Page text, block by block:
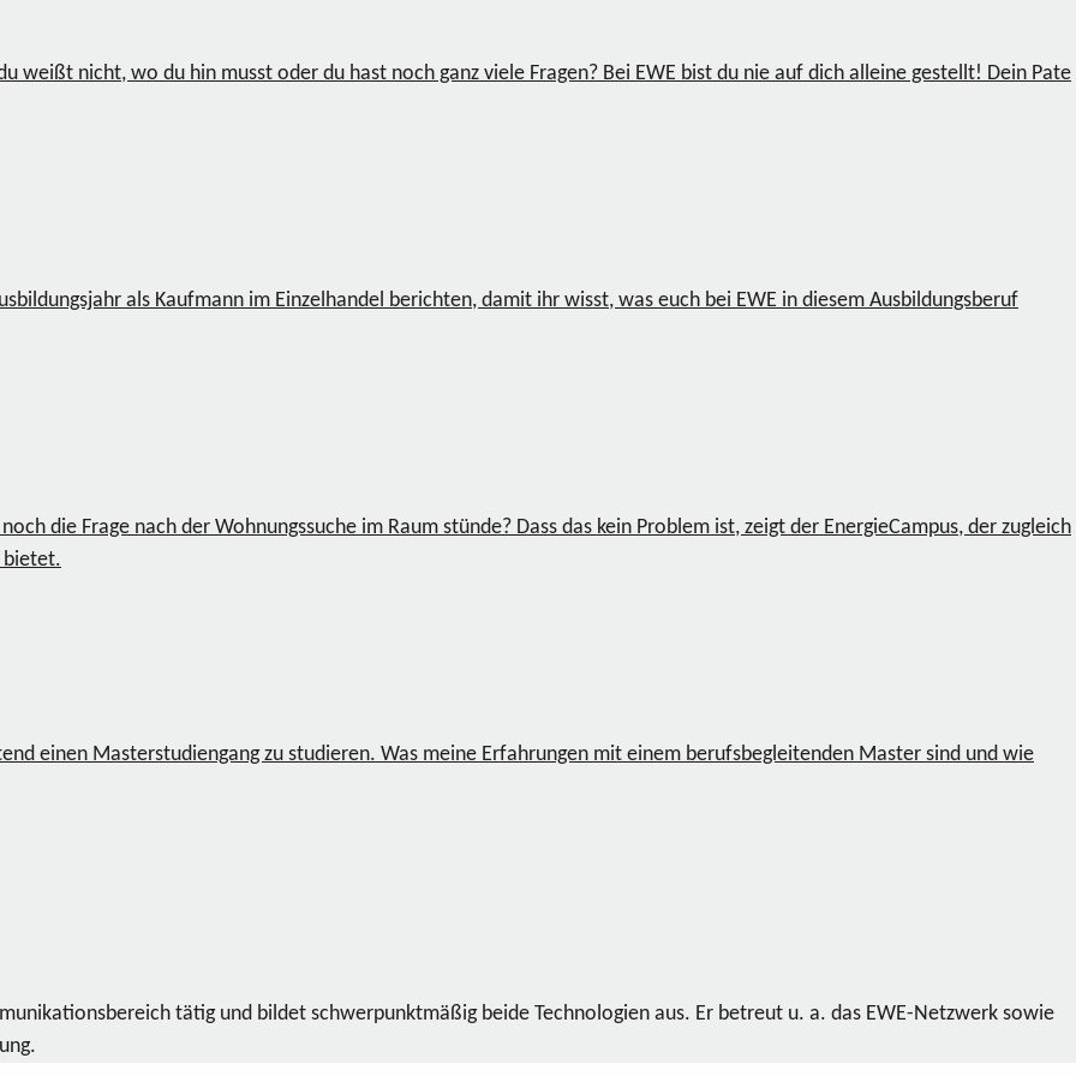
weißt nicht, wo du hin musst oder du hast noch ganz viele Fragen? Bei EWE bist du nie auf dich alleine gestellt! Dein Pate
als Kaufmann im Einzelhandel berichten, damit ihr wisst, was euch bei EWE in diesem Ausbildungsberuf
die Frage nach der Wohnungssuche im Raum stünde? Dass das kein Problem ist, zeigt der EnergieCampus, der zugleich
bietet.
einen Masterstudiengang zu studieren. Was meine Erfahrungen mit einem berufsbegleitenden Master sind und wie
tätig und bildet schwerpunktmäßig beide Technologien aus. Er betreut u. a. das EWE-Netzwerk sowie